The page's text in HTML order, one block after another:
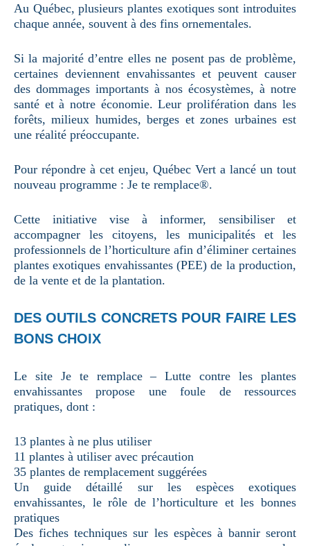
Au Québec, plusieurs plantes exotiques sont introduites
chaque année, souvent à des fins ornementales.
Si la majorité d’entre elles ne posent pas de problème,
certaines deviennent envahissantes et peuvent causer
des dommages importants à nos écosystèmes, à notre
santé et à notre économie. Leur prolifération dans les
forêts, milieux humides, berges et zones urbaines est
une réalité préoccupante.
Pour répondre à cet enjeu, Québec Vert a lancé un tout
nouveau programme : Je te remplace®.
Cette initiative vise à informer, sensibiliser et
accompagner les citoyens, les municipalités et les
professionnels de l’horticulture afin d’éliminer certaines
plantes exotiques envahissantes (PEE) de la production,
de la vente et de la plantation.
DES OUTILS CONCRETS POUR FAIRE LES
BONS CHOIX
Le site Je te remplace – Lutte contre les plantes
envahissantes propose une foule de ressources
pratiques, dont :
13 plantes à ne plus utiliser
11 plantes à utiliser avec précaution
35 plantes de remplacement suggérées
Un guide détaillé sur les espèces exotiques
envahissantes, le rôle de l’horticulture et les bonnes
pratiques
Des fiches techniques sur les espèces à bannir seront